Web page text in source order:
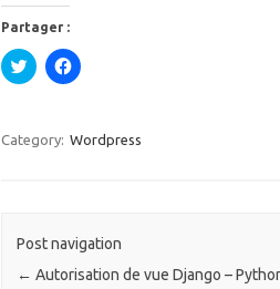
Partager :
C
l
e
z
a
r
a
C
l
e
z
a
r
t
a
Category: Wordpress
Post navigation
← Autorisation de vue Django –